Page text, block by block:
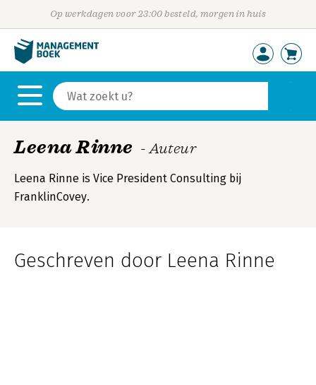
Op werkdagen voor 23:00 besteld, morgen in huis
Leena Rinne - Auteur
Leena Rinne is Vice President Consulting bij
FranklinCovey.
Geschreven door Leena Rinne